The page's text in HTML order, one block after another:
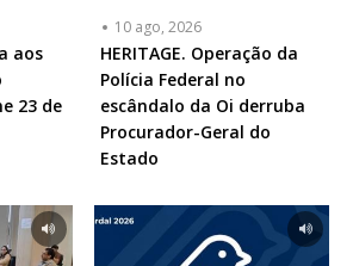
aos
23 de
10 ago, 2026
HERITAGE. Operação da
Polícia Federal no
escândalo da Oi derruba
Procurador-Geral do
Estado